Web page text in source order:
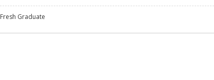
Fresh Graduate